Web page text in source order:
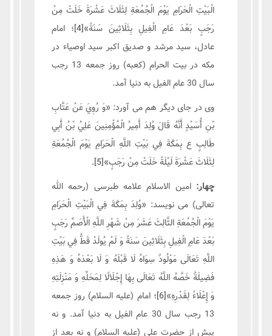
الْبَيْتِ الْحَرَامِ يَوْمَ الْجُمُعَةِ لِثَلَاثَ عَشْرَةَ خَلَتْ مِنْ
رَجَبٍ بَعْدَ عَامِ الْفِيلِ بِثَلَاثِينَ سَنَةً»[4] ؛ امام
عادل، سید مرشد و صدیق اکبر سید اوصیاء در
مکه در بیت الحرام (کعبه) روز جمعه 13 رجب
سال 30 عام الفیل به دنیا آمد.
وی در جای دیگر هم می آورد: «وَ رُوِيَ عَنْ عَتَّابِ‏
بْنِ أُسَيْدٍ أَنَّهُ قَالَ‏ وُلِدَ أَمِيرُ الْمُؤْمِنِينَ‏ عَلِيُ‏ بْنُ‏ أَبِي‏
طَالِبٍ‏ ع بِمَكَّةَ فِي بَيْتِ اللَّهِ الْحَرَامِ يَوْمَ الْجُمُعَةِ
لِثَلَاثَ عَشْرَةَ لَيْلَةً خَلَتْ مِنْ رَجَبٍ»[5]
.
چهار:امین الاسلام علامه طبرسی (رحمه الله
تعالی) می نویسد: «وُلِدَ بِمَكَّةَ فِي‏ الْبَيْتِ‏ الْحَرَامِ‏
يَوْمَ الْجُمُعَةِ الثَّالِثَ عَشَرَ مِنْ شَهْرِ اللَّهِ الْأَصَمِّ رَجَبٍ
بَعْدَ عَامِ الْفِيلِ بِثَلَاثِينَ سَنَةً وَ لَمْ يُولَدْ قَطُّ فِي بَيْتِ
اللَّهِ تَعَالَى مَوْلُودٌ سِوَاهُ لَا قَبْلَهُ وَ لَا بَعْدَهُ وَ هَذِهِ
فَضِيلَةٌ خَصَّهُ اللَّهُ تَعَالَى بِهَا إِجْلَالًا لِمَحَلِّهِ وَ مَنْزِلَتِهِ
وَ إِعْلَاءً لِقَدْرِهِ»[6] ؛ امام (علیه السلام) روز جمعه
13 رجب سال 30 عام الفیل به دنیا آمد. و نه
پيش از حضرت علي (علیه السلام) و نه بعد از